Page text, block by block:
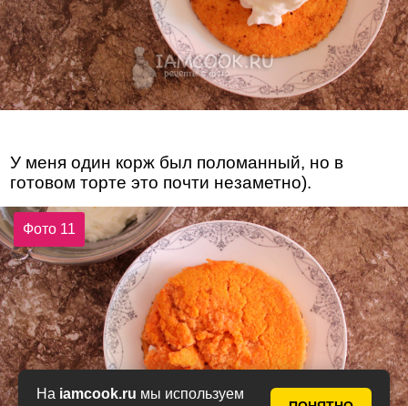
На iamcook.ru мы используем
У меня один корж был поломанный, но в
готовом торте это почти незаметно).
Фото 11